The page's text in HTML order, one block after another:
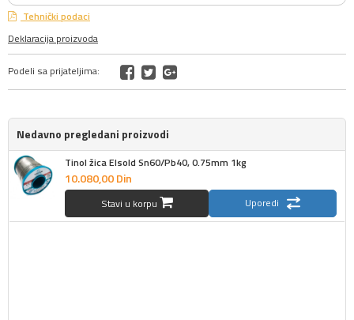
Tehnički podaci
Deklaracija proizvoda
Podeli sa prijateljima:
Nedavno pregledani proizvodi
Tinol žica Elsold Sn60/Pb40, 0.75mm 1kg
10.080,00Din
Stavi u korpu Uporedi